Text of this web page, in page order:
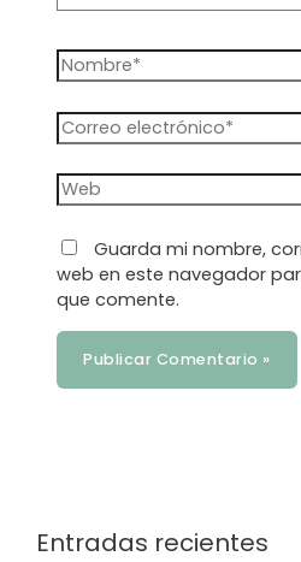
Nombre*
Correo
electrónico*
Web
Guarda mi nombre,
web en este navegador
que comente.
Entradas recientes